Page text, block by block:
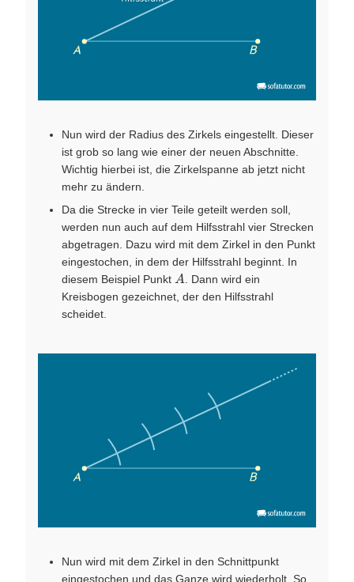
Nun wird der Radius des Zirkels eingestellt. Dieser
ist grob so lang wie einer der neuen Abschnitte.
Wichtig hierbei ist, die Zirkelspanne ab jetzt nicht
mehr zu ändern.
Da die Strecke in vier Teile geteilt werden soll,
werden nun auch auf dem Hilfsstrahl vier Strecken
abgetragen. Dazu wird mit dem Zirkel in den Punkt
eingestochen, in dem der Hilfsstrahl beginnt. In
diesem Beispiel Punkt A
A . Dann wird ein
Kreisbogen gezeichnet, der den Hilfsstrahl
scheidet.
Nun wird mit dem Zirkel in den Schnittpunkt
eingestochen und das Ganze wird wiederholt. So